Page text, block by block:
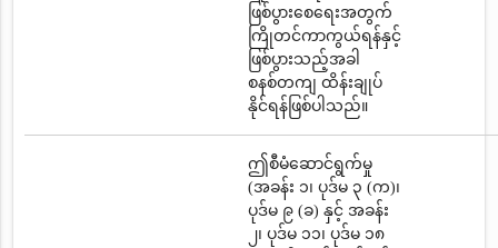
ဖြစ်ပွားစေရေးအတွက်
ကြိုတင်ကာကွယ်ရန်နှင့်
ဖြစ်ပွားသည့်အခါ
စနစ်တကျ ထိန်းချုပ်
နိုင်ရန်ဖြစ်ပါသည်။
ဤစီမံဆောင်ရွက်မှု
(အခန်း ၁၊ ပုဒ်မ ၃ (က)၊
ပုဒ်မ ၉ (ခ) နှင့် အခန်း
၂၊ ပုဒ်မ ၁၁၊ ပုဒ်မ ၁၈